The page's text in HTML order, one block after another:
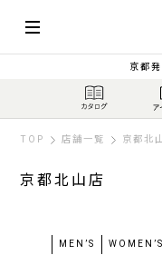
京都
TOP 店舗一覧 京都北
京都北山店
MEN’S WOMEN’S